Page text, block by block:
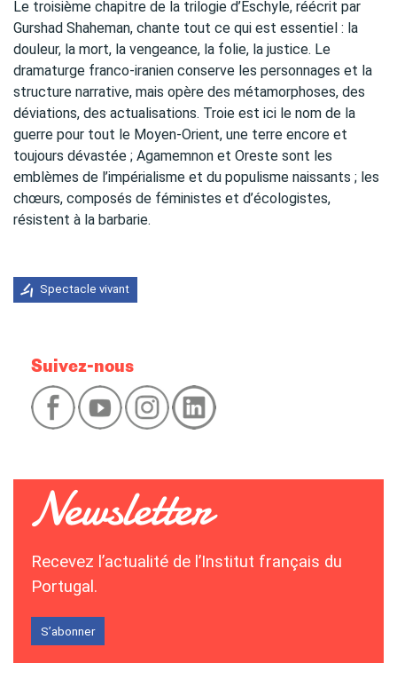
Le troisième chapitre de la trilogie d’Eschyle, réécrit par
Gurshad Shaheman, chante tout ce qui est essentiel : la
douleur, la mort, la vengeance, la folie, la justice. Le
dramaturge franco-iranien conserve les personnages et la
structure narrative, mais opère des métamorphoses, des
déviations, des actualisations. Troie est ici le nom de la
guerre pour tout le Moyen-Orient, une terre encore et
toujours dévastée ; Agamemnon et Oreste sont les
emblèmes de l’impérialisme et du populisme naissants ; les
chœurs, composés de féministes et d’écologistes,
résistent à la barbarie.
Spectacle vivant
Suivez-nous
Recevez l’actualité de l’Institut français du
Portugal.
S’abonner